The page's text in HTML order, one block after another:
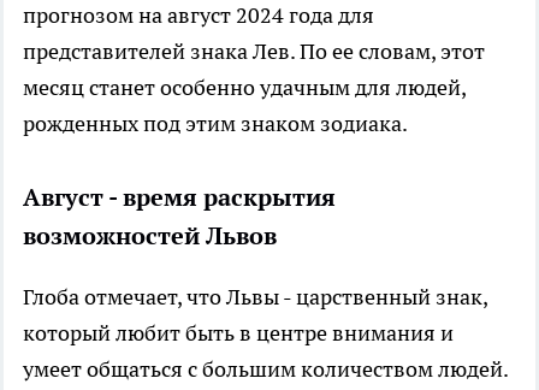
прогнозом на август 2024 года для
представителей знака Лев. По ее словам, этот
месяц станет особенно удачным для людей,
рожденных под этим знаком зодиака.
Август - время раскрытия
возможностей Львов
Глоба отмечает, что Львы - царственный знак,
который любит быть в центре внимания и
умеет общаться с большим количеством людей.